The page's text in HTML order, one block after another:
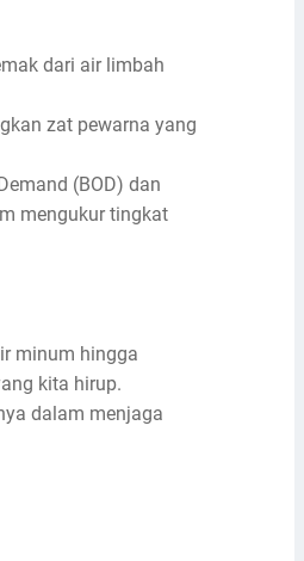
dari air limbah
zat pewarna yang
(BOD) dan
mengukur tingkat
minum hingga
kita hirup.
dalam menjaga